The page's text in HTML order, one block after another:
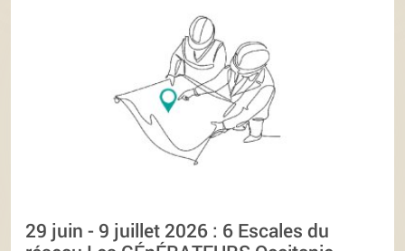
29 juin - 9 juillet 2026 : 6 Escales du